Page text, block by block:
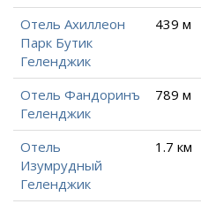
Отель Ахиллеон
Парк Бутик
Геленджик
439 м
Отель Фандоринъ
Геленджик
789 м
Отель
Изумрудный
Геленджик
1.7 км